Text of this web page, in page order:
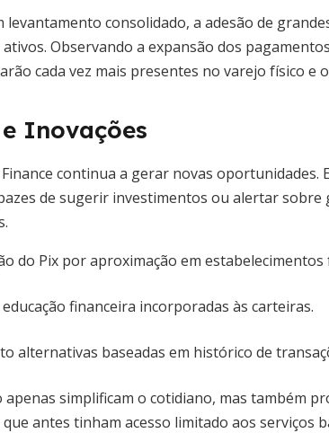
levantamento consolidado, a adesão de
Observando a expansão dos
cada vez mais presentes no varejo físico e
Inovações
continua a gerar novas
de sugerir investimentos ou alertar
do Pix por aproximação em estabelecimentos
financeira incorporadas às carteiras.
alternativas baseadas em histórico de
apenas simplificam o cotidiano, mas também
antes tinham acesso limitado aos serviços